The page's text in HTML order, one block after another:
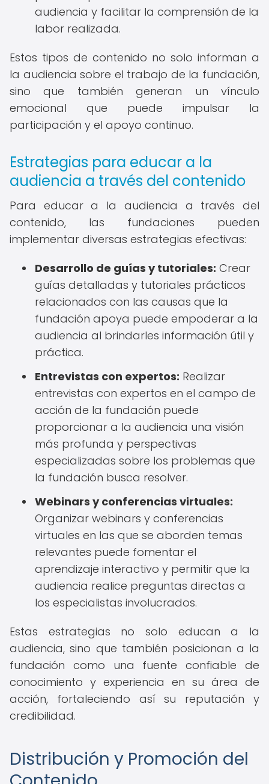
audiencia y facilitar la comprensión de la
labor realizada.
Estos tipos de contenido no solo informan a
la audiencia sobre el trabajo de la fundación,
sino que también generan un vínculo
emocional que puede impulsar la
participación y el apoyo continuo.
Estrategias para educar a la
audiencia a través del contenido
Para educar a la audiencia a través del
contenido, las fundaciones pueden
implementar diversas estrategias efectivas:
Desarrollo de guías y tutoriales: Crear
guías detalladas y tutoriales prácticos
relacionados con las causas que la
fundación apoya puede empoderar a la
audiencia al brindarles información útil y
práctica.
Entrevistas con expertos: Realizar
entrevistas con expertos en el campo de
acción de la fundación puede
proporcionar a la audiencia una visión
más profunda y perspectivas
especializadas sobre los problemas que
la fundación busca resolver.
Webinars y conferencias virtuales:
Organizar webinars y conferencias
virtuales en las que se aborden temas
relevantes puede fomentar el
aprendizaje interactivo y permitir que la
audiencia realice preguntas directas a
los especialistas involucrados.
Estas estrategias no solo educan a la
audiencia, sino que también posicionan a la
fundación como una fuente confiable de
conocimiento y experiencia en su área de
acción, fortaleciendo así su reputación y
credibilidad.
Distribución y Promoción del